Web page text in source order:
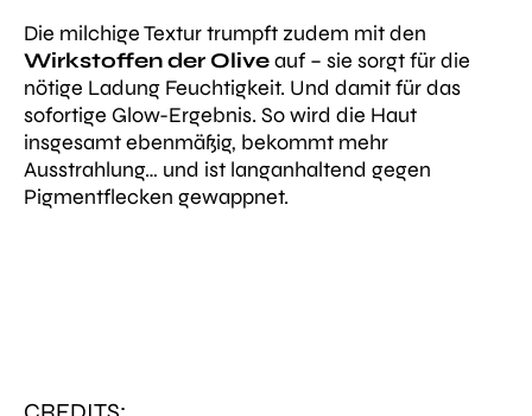
Die milchige Textur trumpft zudem mit den
Wirkstoffen der Oliveauf – sie sorgt für die
nötige Ladung Feuchtigkeit. Und damit für das
sofortige Glow-Ergebnis. So wird die Haut
insgesamt ebenmäßig, bekommt mehr
Ausstrahlung… und ist langanhaltend gegen
Pigmentflecken gewappnet.